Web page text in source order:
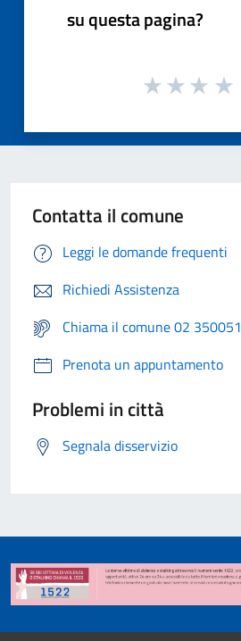
su questa pagina?
Contatta il comune
Leggi le domande frequenti
Richiedi Assistenza
Chiama il comune 02 350051
Prenota un appuntamento
Problemi in città
Segnala disservizio